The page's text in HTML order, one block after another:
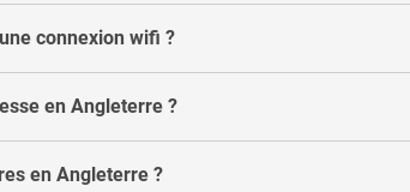
connexion wifi ?
en Angleterre ?
en Angleterre ?